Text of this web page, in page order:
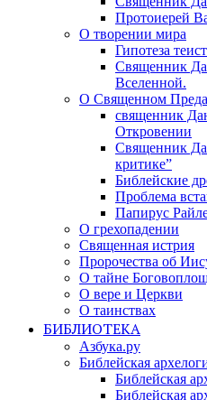
Протоиерей
О творении мира
Гипотеза
Священник
Вселенной.
О Священном
священник
Откровении
Священник
критике”
Библейские
Проблема
Папирус
О грехопадении
Священная истрия
Пророчества об
О тайне
О вере и Церкви
О таинствах
БИБЛИОТЕКА
Азбука.ру
Библейская
Библейская
Библейская